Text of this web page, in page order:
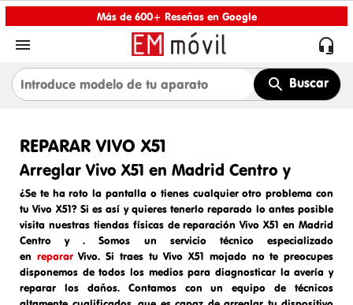
Más de 600+ Reseñas en Google
 
Buscar
REPARAR VIVO X51
Arreglar Vivo X51 en Madrid Centro y
¿Se te ha roto la pantalla o tienes cualquier otro problema con
tu Vivo X51? Si es así y quieres tenerlo reparado lo antes posible
visita nuestras tiendas físicas dereparación Vivo X51 en Madrid
Centro y. Somos un servicio técnico especializado
en repararVivo. Si traes tu Vivo X51 mojado no te preocupes
disponemos de todos los medios para diagnosticar la avería y
reparar los daños. Contamos con un equipo de técnicos